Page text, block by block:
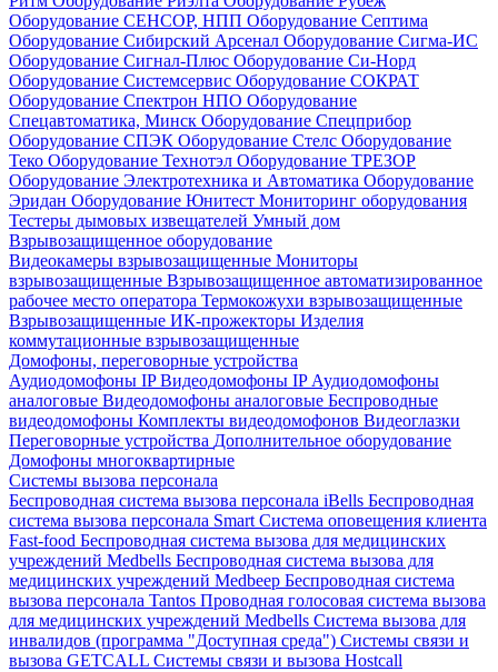
Оборудование СЕНСОР, НПП Оборудование Септима
Оборудование Сибирский Арсенал Оборудование Сигма-ИС
Оборудование Сигнал-Плюс Оборудование Си-Норд
Оборудование Системсервис Оборудование СОКРАТ
Оборудование Спектрон НПО Оборудование
Спецавтоматика, Минск Оборудование Спецприбор
Оборудование СПЭК Оборудование Стелс Оборудование
Теко Оборудование Технотэл Оборудование ТРЕЗОР
Оборудование Электротехника и Автоматика Оборудование
Эридан Оборудование Юнитест Мониторинг оборудования
Тестеры дымовых извещателей Умный дом
Взрывозащищенное оборудование
Видеокамеры взрывозащищенные Мониторы
взрывозащищенные Взрывозащищенное автоматизированное
рабочее место оператора Термокожухи взрывозащищенные
Взрывозащищенные ИК-прожекторы Изделия
коммутационные взрывозащищенные
Домофоны, переговорные устройства
Аудиодомофоны IPВидеодомофоны IP Аудиодомофоны
аналоговые Видеодомофоны аналоговые Беспроводные
видеодомофоны Комплекты видеодомофонов Видеоглазки
Переговорные устройства Дополнительное оборудование
Домофоны многоквартирные
Системы вызова персонала
Беспроводная система вызова персонала iBells Беспроводная
система вызова персонала Smart Система оповещения клиента
Fast-food Беспроводная система вызова для медицинских
учреждений Medbells Беспроводная система вызова для
медицинских учреждений Medbeep Беспроводная система
вызова персонала Tantos Проводная голосовая система вызова
для медицинских учреждений Medbells Система вызова для
инвалидов (программа "Доступная среда") Системы связи и
вызова GETCALL Системы связи и вызова Hostcall